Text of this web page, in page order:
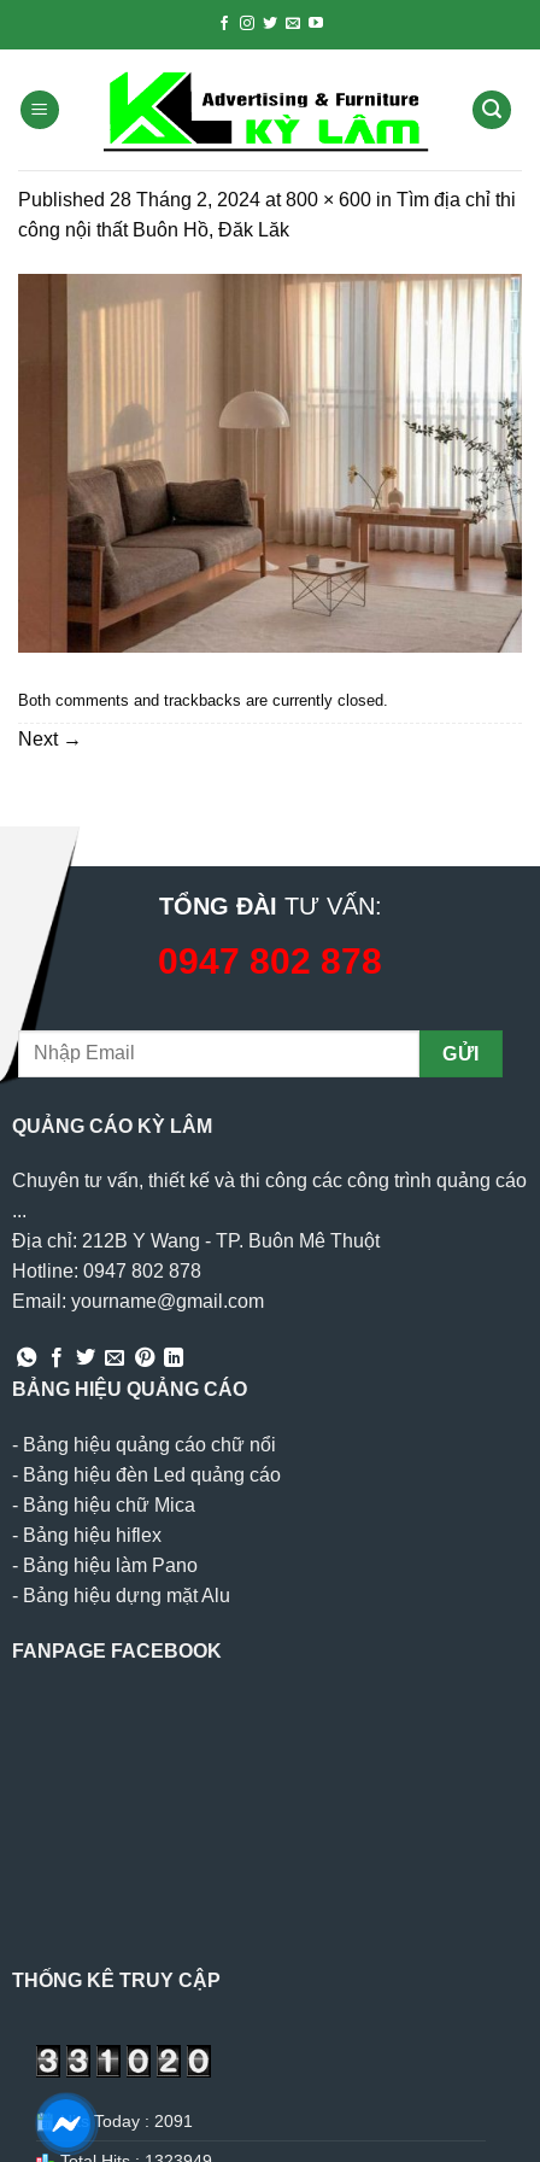
Published 28 Tháng 2, 2024 at800 × 600 in Tìm địa chỉ thi
công nội thất Buôn Hồ, Đăk Lăk
Both comments and trackbacks are currently closed.
Next →
TỔNG ĐÀI TƯ VẤN:
0947 802 878
QUẢNG CÁO KỲ LÂM
Chuyên tư vấn, thiết kế và thi công các công trình quảng cáo
...
Địa chỉ: 212B Y Wang - TP. Buôn Mê Thuột
Hotline: 0947 802 878
Email: yourname@gmail.com
BẢNG HIỆU QUẢNG CÁO
- Bảng hiệu quảng cáo chữ nổi
- Bảng hiệu đèn Led quảng cáo
- Bảng hiệu chữ Mica
- Bảng hiệu hiflex
- Bảng hiệu làm Pano
- Bảng hiệu dựng mặt Alu
FANPAGE FACEBOOK
THỐNG KÊ TRUY CẬP
Hits Today : 2091